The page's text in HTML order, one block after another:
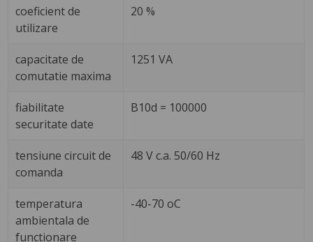
coeficient de
utilizare
20 %
capacitate de
comutatie maxima
1251 VA
fiabilitate
securitate date
B10d = 100000
tensiune circuit de
comanda
48 V c.a. 50/60 Hz
temperatura
ambientala de
functionare
-40-70 oC